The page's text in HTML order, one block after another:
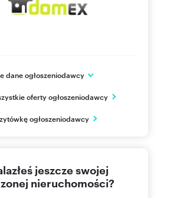
dane ogłoszeniodawcy
174B/1
59 Pokaż telefon
oferty ogłoszeniodawcy
ogłoszeniodawcy
jeszcze swojej
nieruchomości?